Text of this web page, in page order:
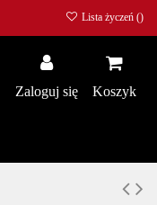
Lista życzeń ()
Zaloguj się Koszyk